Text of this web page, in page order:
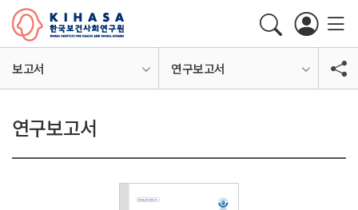
보고서 연구보고서
연구보고서